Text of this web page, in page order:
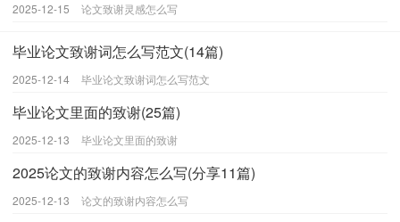
2025-12-15 论文致谢灵感怎么写
毕业论文致谢词怎么写范文(14篇)
2025-12-14 毕业论文致谢词怎么写范文
毕业论文里面的致谢(25篇)
2025-12-13 毕业论文里面的致谢
2025论文的致谢内容怎么写(分享11篇)
2025-12-13 论文的致谢内容怎么写